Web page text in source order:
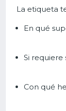
La etiqueta
En qué
Si requiere
Con qué